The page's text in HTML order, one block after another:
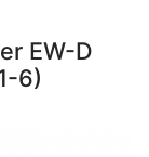
EW-D
6)